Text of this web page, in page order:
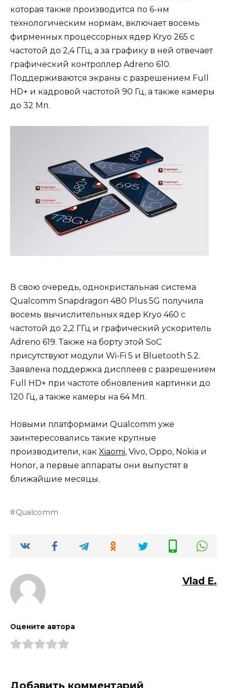
которая также производится по 6-нм
технологическим нормам, включает восемь
фирменных процессорных ядер Kryo 265 с
частотой до 2,4 ГГц, а за графику в ней отвечает
графический контроллер Adreno 610.
Поддерживаются экраны с разрешением Full
HD+ и кадровой частотой 90 Гц, а также камеры
до 32 Мп.
В свою очередь, однокристальная система
Qualcomm Snapdragon 480 Plus 5G получила
восемь вычислительных ядер Kryo 460 с
частотой до 2,2 ГГц и графический ускоритель
Adreno 619. Также на борту этой SoC
присутствуют модули Wi-Fi 5 и Bluetooth 5.2.
Заявлена поддержка дисплеев с разрешением
Full HD+ при частоте обновления картинки до
120 Гц, а также камеры на 64 Мп.
Новыми платформами Qualcomm уже
заинтересовались такие крупные
производители, как Xiaomi, Vivo, Oppo, Nokia и
Honor, а первые аппараты они выпустят в
ближайшие месяцы.
Qualcomm
Vlad E.
Оцените автора
Добавить комментарий